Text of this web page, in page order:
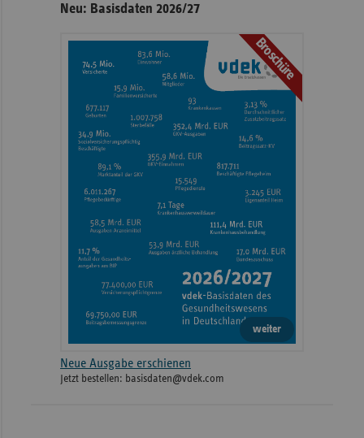
Neu: Basisdaten 2026/27
Broschüre
weiter
Neue Ausgabe erschienen
Jetzt bestellen: basisdaten@vdek.com